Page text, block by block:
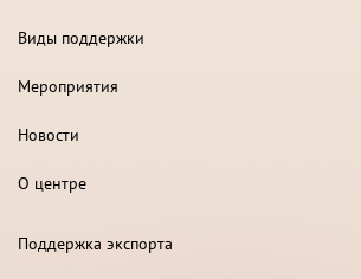
Виды поддержки
Мероприятия
Новости
О центре
Поддержка экспорта